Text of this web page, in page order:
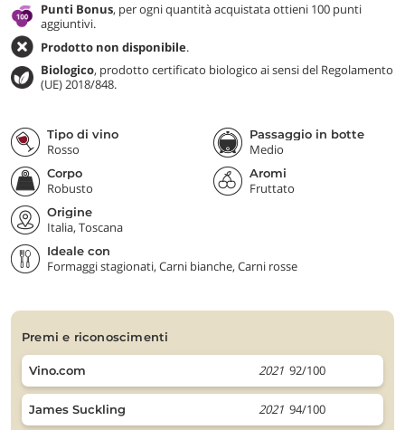
Punti Bonus, per ogni quantità acquistata ottieni 100 punti
aggiuntivi.
Prodotto non disponibile.
Biologico, prodotto certificato biologico ai sensi del Regolamento
(UE) 2018/848.
Tipo di vino
Rosso
Passaggio in botte
Medio
Corpo
Robusto
Aromi
Fruttato
Origine
Italia, Toscana
Ideale con
Formaggi stagionati, Carni bianche, Carni rosse
premi e riconoscimenti
Vino.com 2021 92/100
James Suckling 2021 94/100